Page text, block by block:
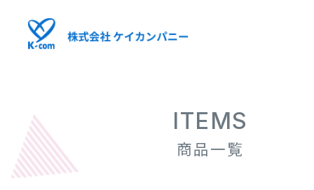
ITEMS
商品一覧